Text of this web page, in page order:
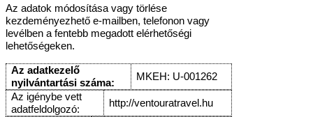
Az adatok módosítása vagy törlése
kezdeményezhető e-mailben, telefonon vagy
levélben a fentebb megadott elérhetőségi
lehetőségeken.
Az adatkezelő
nyilvántartási száma:
MKEH: U-001262
Az igénybe vett
adatfeldolgozó:
http://ventouratravel.hu